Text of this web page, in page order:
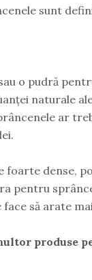
sunt
o pudră
naturale
ar
foarte dense,
pentru
să arate
produse